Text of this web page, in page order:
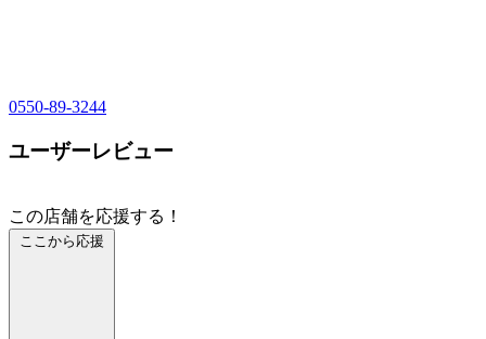
0550-89-3244
ユーザーレビュー
この店舗を応援する！
ここから応援